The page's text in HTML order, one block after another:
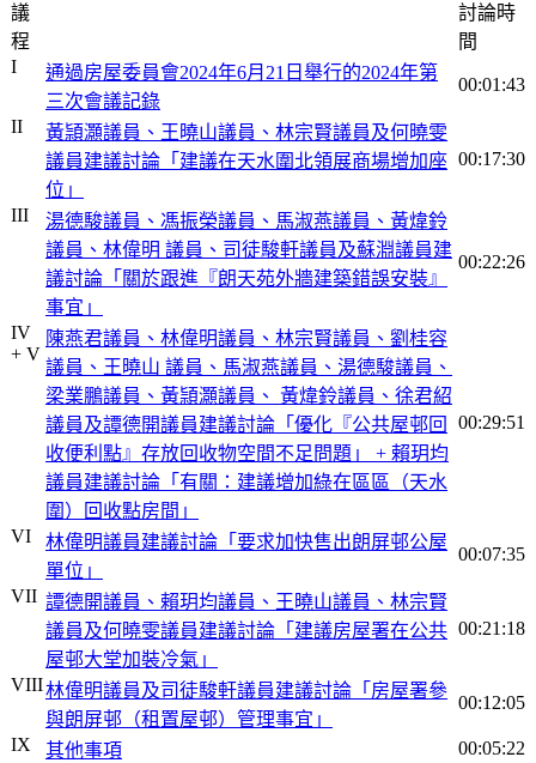
議
程
討論時
間
I
通過房屋委員會2024年6月21日舉行的2024年第
三次會議記錄
00:01:43
II
黃頴灝議員、王曉山議員、林宗賢議員及何曉雯
議員建議討論「建議在天水圍北領展商場增加座
位」
00:17:30
III
湯德駿議員、馮振榮議員、馬淑燕議員、黃煒鈴
議員、林偉明 議員、司徒駿軒議員及蘇淵議員建
議討論「關於跟進『朗天苑外牆建築錯誤安裝』
事宜」
00:22:26
IV
+ V
陳燕君議員、林偉明議員、林宗賢議員、劉桂容
議員、王曉山 議員、馬淑燕議員、湯德駿議員、
梁業鵬議員、黃頴灝議員、 黃煒鈴議員、徐君紹
議員及譚德開議員建議討論「優化『公共屋邨回
收便利點』存放回收物空間不足問題」 + 賴玥均
議員建議討論「有關：建議增加綠在區區（天水
圍）回收點房間」
00:29:51
VI
林偉明議員建議討論「要求加快售出朗屏邨公屋
單位」
00:07:35
VII 譚德開議員、賴玥均議員、王曉山議員、林宗賢
議員及何曉雯議員建議討論「建議房屋署在公共
屋邨大堂加裝冷氣」
00:21:18
VIII林偉明議員及司徒駿軒議員建議討論「房屋署參
與朗屏邨（租置屋邨）管理事宜」
00:12:05
IX 其他事項
00:05:22